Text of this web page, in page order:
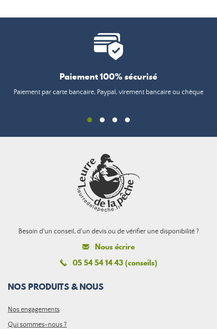
Paiement 100% sécurisé
Paiement par carte bancaire, Paypal, virement bancaire ou chèque
Besoin d'un conseil, d'un devis ou de vérifier une disponibilité ?
Nous écrire
05 54 54 14 43 (conseils)
NOS PRODUITS & NOUS
Nos engagements
Qui sommes-nous ?